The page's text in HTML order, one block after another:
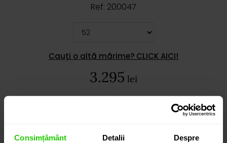
Consimțământ Detalii Despre
Ref: 200047
Cauți o altă mărime? CLICK AICI!
3.295 lei
detalii suplimentare